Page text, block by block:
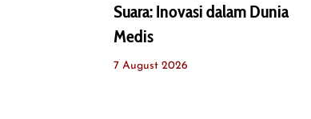
Suara: Inovasi dalam Dunia
Medis
7 August 2026